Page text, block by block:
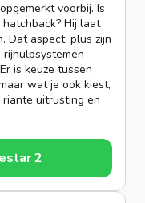
voorbij. Is
Hij laat
Dat aspect, plus zijn
is keuze tussen
wat je ook kiest,
riante uitrusting en
2